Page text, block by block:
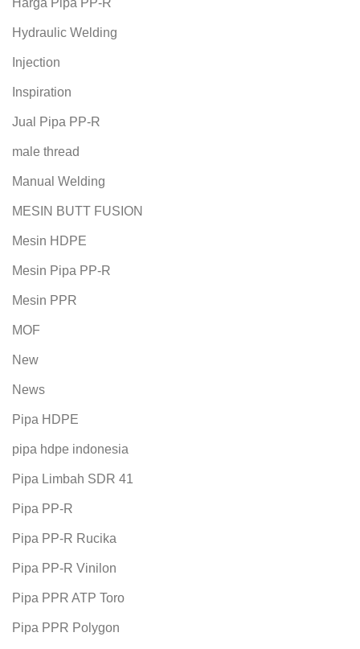
Hydraulic Welding
Injection
Inspiration
Jual Pipa PP-R
male thread
Manual Welding
MESIN BUTT FUSION
Mesin HDPE
Mesin Pipa PP-R
Mesin PPR
MOF
New
News
Pipa HDPE
pipa hdpe indonesia
Pipa Limbah SDR 41
Pipa PP-R
Pipa PP-R Rucika
Pipa PP-R Vinilon
Pipa PPR ATP Toro
Pipa PPR Polygon